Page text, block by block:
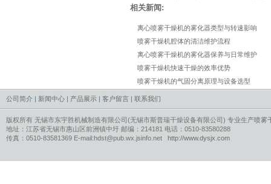
相关新闻:
离心喷雾干燥机的雾化器类型与转速影响
喷雾干燥机腔体的清洁维护流程
离心喷雾干燥机的雾化器保养与日常维护
喷雾干燥机快速干燥的效率优势
喷雾干燥机的气固分离原理与设备选型
公司简介 | 新闻中心 | 产品展示 | 客户留言 | 联系我们
版权所有 无锡市东宇胜机械制造有限公司(无锡市斯普瑞干燥设备有限公司) 专业生产喷雾
地址：江苏省无锡市惠山区前洲镇中圩 邮编：214181 电话：0510-83580288
传真：0510-83581369 E-mail:hdst@pub.wx.jsinfo.net http://www.dysjx.com